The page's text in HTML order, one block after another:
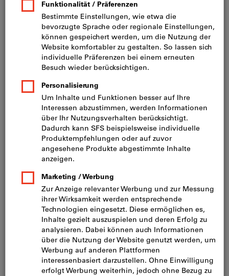
CHF 63.56
Preis pro 1 Stück (CHF 39.40 / 1 Stück)
Preis gültig bis zum 31.08.2026
inkl. MwSt. zzgl. Versandkosten
Netto: CHF 36.45
Menge
In den Warenkorb
Sofort lieferbar
Artikel merken Artikel teilen
Blätterkatalog